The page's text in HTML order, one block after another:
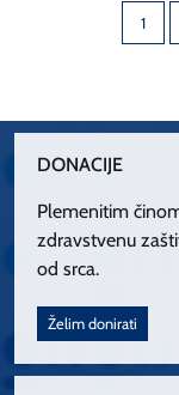
1
DONACIJE
Plemenitim
zdravstvenu
od srca.
Želim donirati